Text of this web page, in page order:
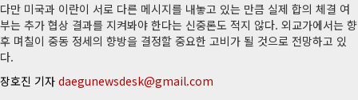
다만 미국과 이란이 서로 다른 메시지를 내놓고 있는 만큼 실제 합의 체결 여
부는 추가 협상 결과를 지켜봐야 한다는 신중론도 적지 않다. 외교가에서는 향
후 며칠이 중동 정세의 향방을 결정할 중요한 고비가 될 것으로 전망하고 있
다.
장호진 기자 daegunewsdesk@gmail.com